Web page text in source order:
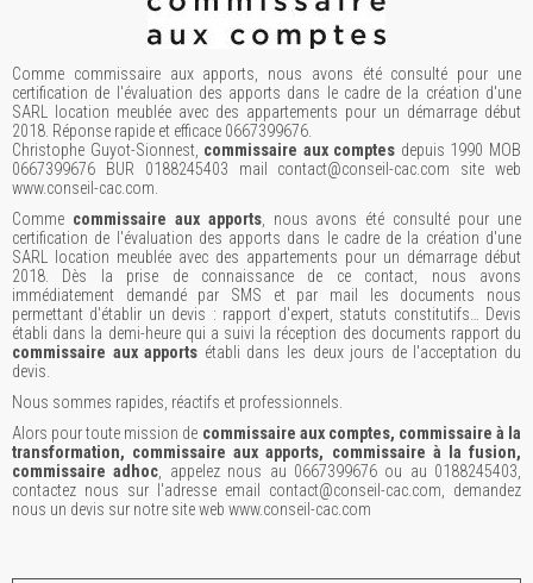
Comme commissaire aux apports, nous avons été consulté pour une
certification de l'évaluation des apports dans le cadre de la création d'une
SARL location meublée avec des appartements pour un démarrage début
2018. Réponse rapide et efficace 0667399676.
Christophe Guyot-Sionnest, commissaire aux comptes depuis 1990 MOB
0667399676 BUR 0188245403 mail contact@conseil-cac.com site web
www.conseil-cac.com.
Comme commissaire aux apports, nous avons été consulté pour une
certification de l'évaluation des apports dans le cadre de la création d'une
SARL location meublée avec des appartements pour un démarrage début
2018. Dès la prise de connaissance de ce contact, nous avons
immédiatement demandé par SMS et par mail les documents nous
permettant d'établir un devis : rapport d'expert, statuts constitutifs… Devis
établi dans la demi-heure qui a suivi la réception des documents rapport du
commissaire aux apports établi dans les deux jours de l'acceptation du
devis.
Nous sommes rapides, réactifs et professionnels.
Alors pour toute mission de commissaire aux comptes, commissaire à la
transformation, commissaire aux apports, commissaire à la fusion,
commissaire adhoc , appelez nous au 0667399676 ou au 0188245403,
contactez nous sur l'adresse email contact@conseil-cac.com, demandez
nous un devis sur notre site web www.conseil-cac.com